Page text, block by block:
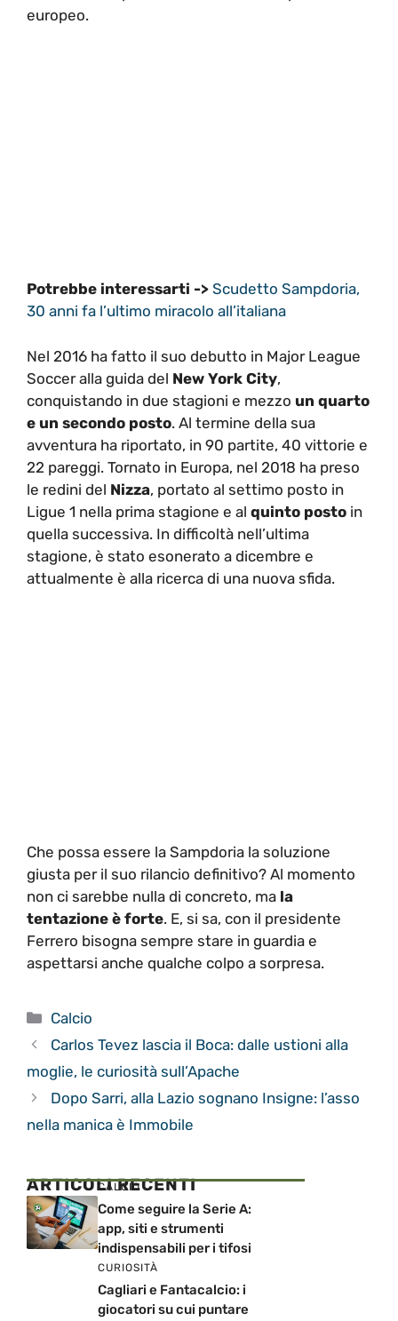
europeo.
Potrebbe interessarti -> Scudetto Sampdoria,
30 anni fa l’ultimo miracolo all’italiana
Nel 2016 ha fatto il suo debutto in Major League
Soccer alla guida del New York City,
conquistando in due stagioni e mezzo un quarto
e un secondo posto. Al termine della sua
avventura ha riportato, in 90 partite, 40 vittorie e
22 pareggi. Tornato in Europa, nel 2018 ha preso
le redini del Nizza, portato al settimo posto in
Ligue 1 nella prima stagione e al quinto posto in
quella successiva. In difficoltà nell’ultima
stagione, è stato esonerato a dicembre e
attualmente è alla ricerca di una nuova sfida.
Che possa essere la Sampdoria la soluzione
giusta per il suo rilancio definitivo? Al momento
non ci sarebbe nulla di concreto, ma la
tentazione è forte. E, si sa, con il presidente
Ferrero bisogna sempre stare in guardia e
aspettarsi anche qualche colpo a sorpresa.
Categorie
Calcio
Carlos Tevez lascia il Boca: dalle ustioni alla
moglie, le curiosità sull’Apache
Dopo Sarri, alla Lazio sognano Insigne: l’asso
nella manica è Immobile
ARTICOLI RECENTI
CALCIO
Come seguire la Serie A:
app, siti e strumenti
indispensabili per i tifosi
CURIOSITÀ
Cagliari e Fantacalcio: i
giocatori su cui puntare